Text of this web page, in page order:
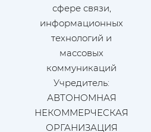
сфере связи,
информационных
технологий и
массовых
коммуникаций
Учредитель:
АВТОНОМНАЯ
НЕКОММЕРЧЕСКАЯ
ОРГАНИЗАЦИЯ